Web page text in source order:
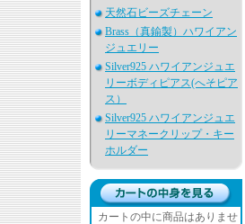
天然石ビーズチェーン
Brass（真鍮製）ハワイアン
ジュエリー
Silver925 ハワイアンジュエ
リーボディピアス(へそピア
ス）
Silver925 ハワイアンジュエ
リーマネークリップ・キー
ホルダー
カートの中に商品はありませ